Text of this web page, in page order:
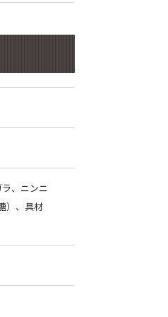
、ニンニ
）、具材